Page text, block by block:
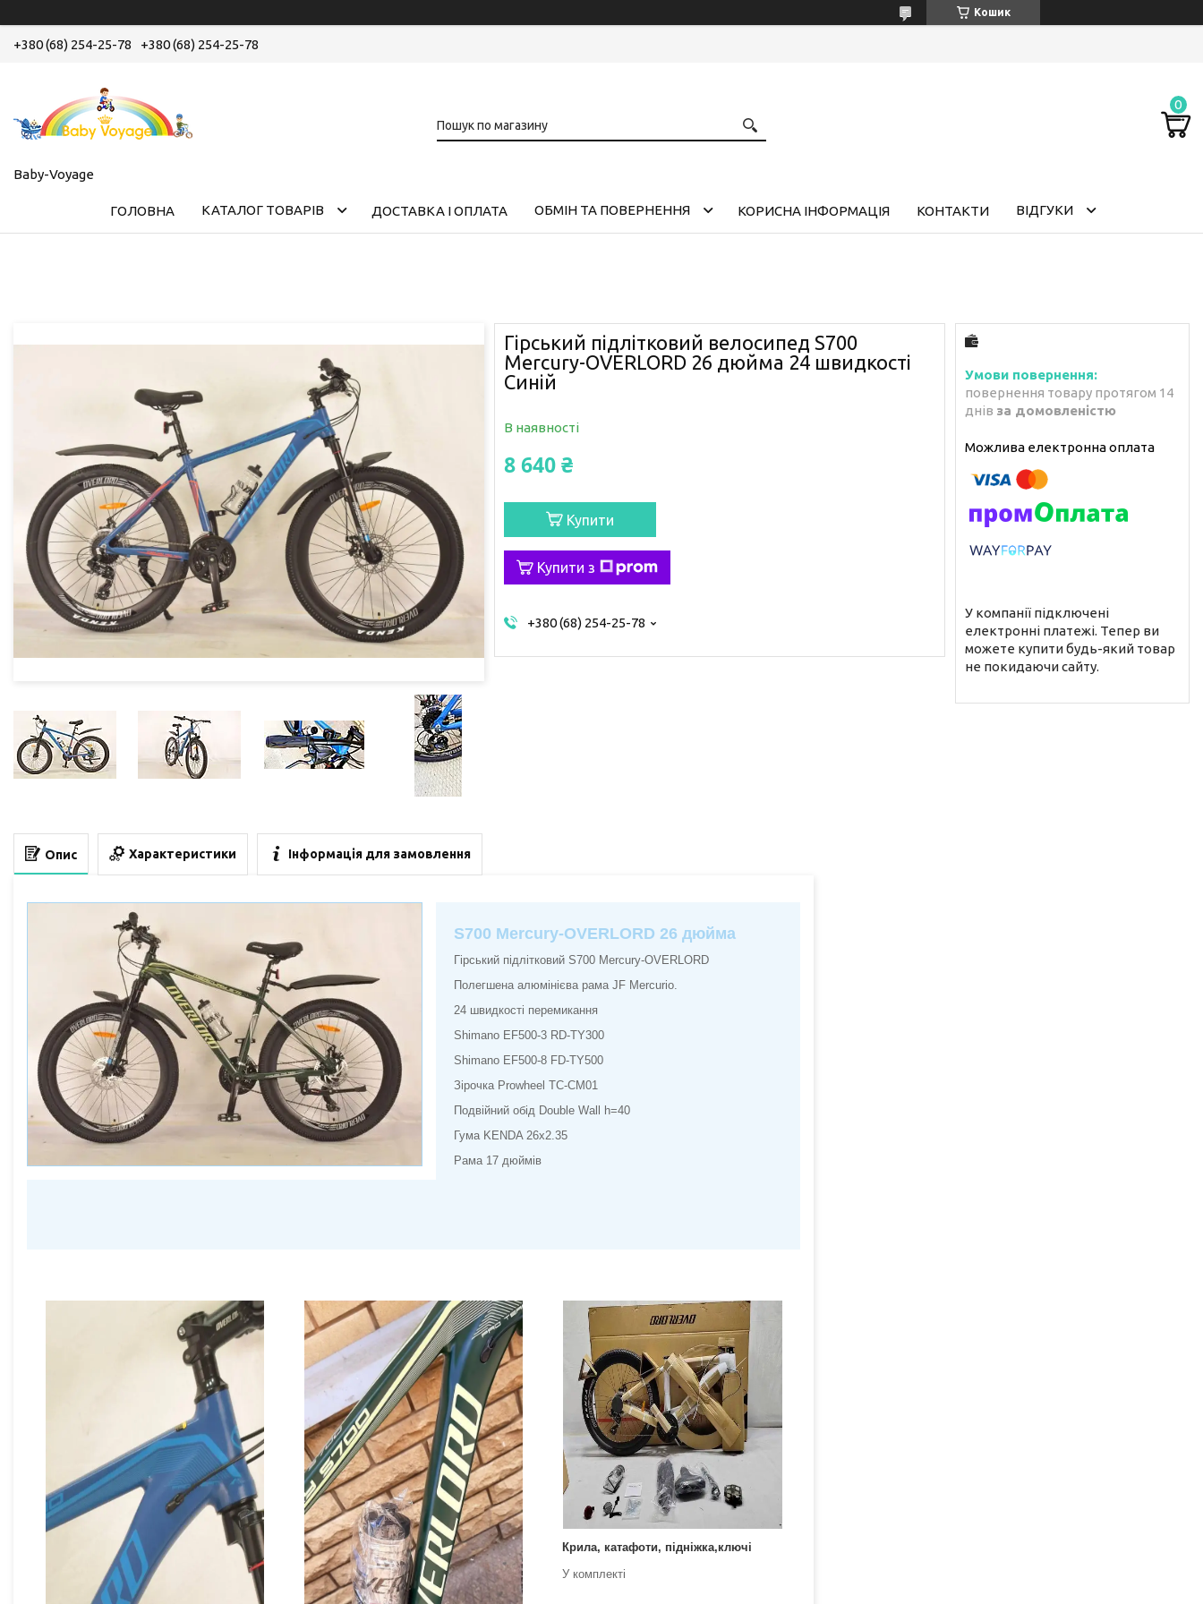
Кошик
+380 (68) 254-25-78 +380 (68) 254-25-78
Baby-Voyage
ГОЛОВНА КАТАЛОГ ТОВАРІВ ДОСТАВКА І ОПЛАТА ОБМІН ТА ПОВЕРНЕННЯ КОРИСНА ІНФОРМАЦІЯ КОНТАКТИ ВІДГУКИ
Гірський підлітковий велосипед S700
Mercury-OVERLORD 26 дюйма 24 швидкості
Синій
В наявності
8 640 ₴
Купити
Купити з
+380 (68) 254-25-78
повернення товару протягом 14
днів за домовленістю
У компанії підключені
електронні платежі. Тепер ви
можете купити будь-який товар
не покидаючи сайту.
Опис Характеристики Інформація для замовлення
S700 Mercury-OVERLORD 26 дюйма
Гірський підлітковий S700 Mercury-OVERLORD
Полегшена алюмінієва рама JF Mercurio.
24 швидкості перемикання
Shimano EF500-3 RD-TY300
Shimano EF500-8 FD-TY500
Зірочка Prowheel TC-CM01
Подвійний обід Double Wall h=40
Гума KENDA 26x2.35
Рама 17 дюймів
Крила, катафоти, підніжка,ключі
У комплекті